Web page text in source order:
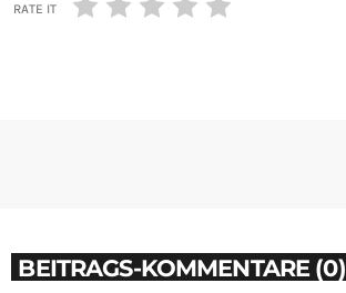
RATE IT
BEITRAGS-KOMMENTARE (0)